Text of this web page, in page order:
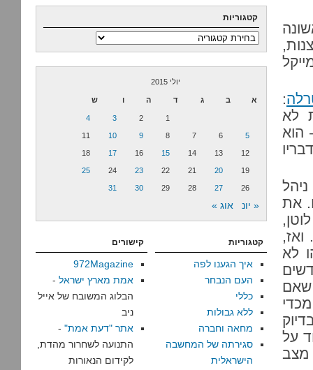
:
לא
הוא
את
לא
שאם
על
מצב
קטגוריות
קטגוריות
יולי 2015
א ב ג ד ה ו ש
1
2
3
4
5
6
7
8
9
10
11
12
13
14
15
16
17
18
19
20
21
22
23
24
25
26
27
28
29
30
31
« יונ אוג »
קטגוריות
איך הגענו לפה
העם הנבחר
כללי
ללא גבולות
מחאה וחברה
סגירתה של המחשבה
הישראלית
קישורים
972Magazine
אמת מארץ ישראל -
הבלוג המשובח של אייל
ניב
אתר "דעת אמת" -
התנועה לשחרור מהדת,
לקידום הנאורות